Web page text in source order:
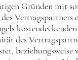
Gründen mit
des
des